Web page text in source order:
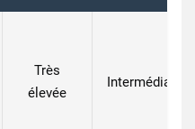
Très
élevée
Intermédiaire